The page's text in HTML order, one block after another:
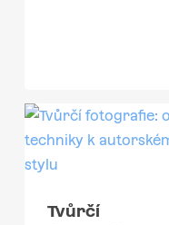
Tvůrčí